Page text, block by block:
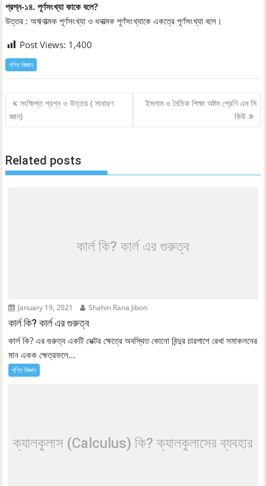
প্রশ্ন-১৪. পূর্ণসংখ্যা কাকে বলে?
উত্তর : অঋণাত্মক পূর্ণসংখ্যা ও ধনাত্মক পূর্ণসংখ্যাকে একত্রে পূর্ণসংখ্যা বলে।
Post Views: 1,400
গণিত বিজ্ঞান
Post
navigation
সংক্ষিপ্ত প্রশ্ন ও উত্তর ( সাধারণ
জ্ঞান)
ইসলাম ও নৈতিক শিক্ষা অষ্টম শ্রেণি এম সি
কিউ
Related posts
কার্ল কি? কার্ল এর গুরুত্ব
January 19, 2021 Shahin Rana Jibon
কার্ল কি? কার্ল এর গুরুত্ব
কার্ল কি? এর গুরুত্ব একটি ভেক্টর ক্ষেত্রে অবস্থিত কোনো বিন্দুর চারপাশে রেখা সমাকলনের
মান একক ক্ষেত্রফলে...
গণিত বিজ্ঞান
ক্যালকুলাস (Calculus) কি? ক্যালকুলাসের ব্যবহার